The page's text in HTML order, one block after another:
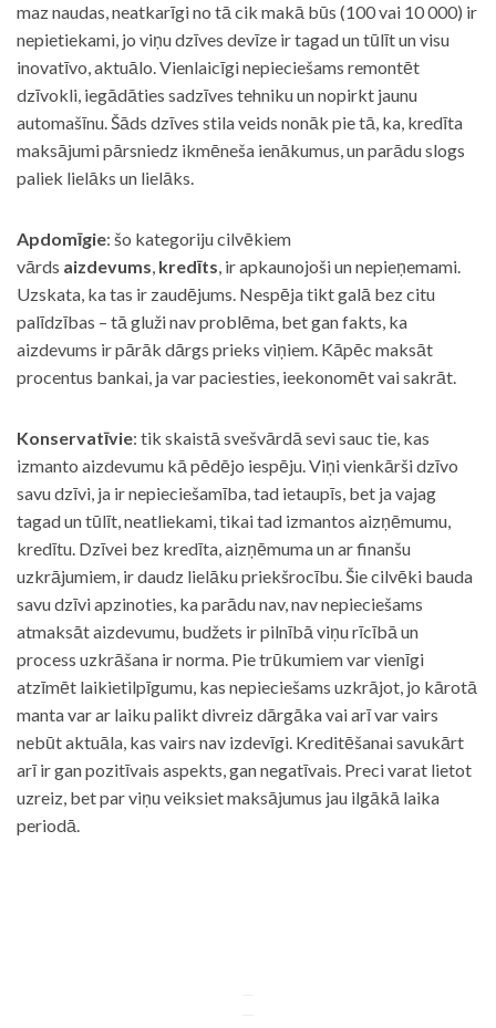
maz naudas, neatkarīgi no tā cik makā būs (100 vai 10 000) ir
nepietiekami, jo viņu dzīves devīze ir tagad un tūlīt un visu
inovatīvo, aktuālo. Vienlaicīgi nepieciešams remontēt
dzīvokli, iegādāties sadzīves tehniku un nopirkt jaunu
automašīnu. Šāds dzīves stila veids nonāk pie tā, ka, kredīta
maksājumi pārsniedz ikmēneša ienākumus, un parādu slogs
paliek lielāks un lielāks.
Apdomīgie: šo kategoriju cilvēkiem
vārds aizdevums, kredīts, ir apkaunojoši un nepieņemami.
Uzskata, ka tas ir zaudējums. Nespēja tikt galā bez citu
palīdzības – tā gluži nav problēma, bet gan fakts, ka
aizdevums ir pārāk dārgs prieks viņiem. Kāpēc maksāt
procentus bankai, ja var paciesties, ieekonomēt vai sakrāt.
Konservatīvie: tik skaistā svešvārdā sevi sauc tie, kas
izmanto aizdevumu kā pēdējo iespēju. Viņi vienkārši dzīvo
savu dzīvi, ja ir nepieciešamība, tad ietaupīs, bet ja vajag
tagad un tūlīt, neatliekami, tikai tad izmantos aizņēmumu,
kredītu. Dzīvei bez kredīta, aizņēmuma un ar finanšu
uzkrājumiem, ir daudz lielāku priekšrocību. Šie cilvēki bauda
savu dzīvi apzinoties, ka parādu nav, nav nepieciešams
atmaksāt aizdevumu, budžets ir pilnībā viņu rīcībā un
process uzkrāšana ir norma. Pie trūkumiem var vienīgi
atzīmēt laikietilpīgumu, kas nepieciešams uzkrājot, jo kārotā
manta var ar laiku palikt divreiz dārgāka vai arī var vairs
nebūt aktuāla, kas vairs nav izdevīgi. Kreditēšanai savukārt
arī ir gan pozitīvais aspekts, gan negatīvais. Preci varat lietot
uzreiz, bet par viņu veiksiet maksājumus jau ilgākā laika
periodā.